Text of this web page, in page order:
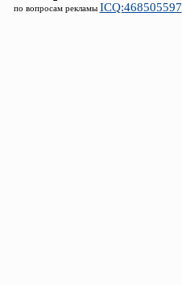
по вопросам рекламы ICQ:468505597